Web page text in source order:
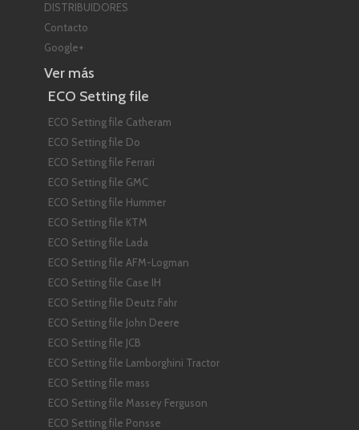
DISTRIBUIDORES
Contacto
Google+
Ver más
ECO Setting file
ECO Setting file Catheram
ECO Setting file Do
ECO Setting file Ferrari
ECO Setting file GMC
ECO Setting file Hummer
ECO Setting file KTM
ECO Setting file Lada
ECO Setting file AFM-Logman
ECO Setting file Case IH
ECO Setting file Deutz Fahr
ECO Setting file John Deere
ECO Setting file JCB
ECO Setting file Lamborghini Tractor
ECO Setting file mass
ECO Setting file Massey Ferguson
ECO Setting file Ponsse